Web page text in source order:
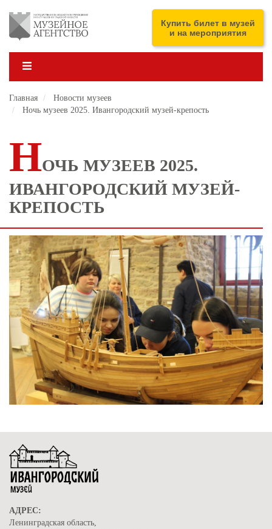
основному
содержанию
ENG
Купить билет в музей
и на мероприятия
Главная
Новости музеев
Ночь музеев 2025. Ивангородский музей-крепость
НОЧЬ МУЗЕЕВ 2025.
ИВАНГОРОДСКИЙ МУЗЕЙ-
КРЕПОСТЬ
АДРЕС:
Ленинградская область,